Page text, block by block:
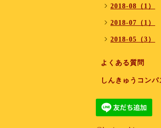
2018-08（1）
2018-07（1）
2018-05（3）
よくある質問
しんきゅうコンパ